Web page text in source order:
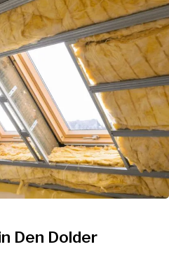
Den Dolder